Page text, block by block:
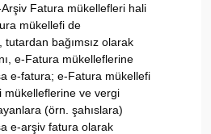
Fatura mükellefleri hali
mükellefi de
tutardan bağımsız olarak
e-Fatura mükelleflerine
e-fatura; e-Fatura mükellefi
mükelleflerine ve vergi
(örn. şahıslara)
e-arşiv fatura olarak